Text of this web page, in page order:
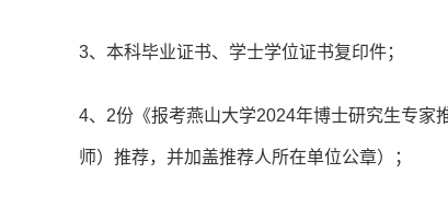
3、本科毕业证书、学士学位证书复印件；
4、2份《报考燕山大学2024年博士研究生专家
师）推荐，并加盖推荐人所在单位公章）；